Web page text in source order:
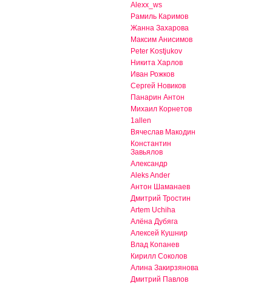
Alexx_ws
Рамиль Каримов
Жанна Захарова
Максим Анисимов
Peter Kostjukov
Никита Харлов
Иван Рожков
Сергей Новиков
Панарин Антон
Михаил Корнетов
1allen
Вячеслав Макодин
Константин
Завьялов
Александр
Aleks Ander
Антон Шаманаев
Дмитрий Тростин
Artem Uchiha
Алёна Дубяга
Алексей Кушнир
Влад Копанев
Кирилл Соколов
Алина Закирзянова
Дмитрий Павлов